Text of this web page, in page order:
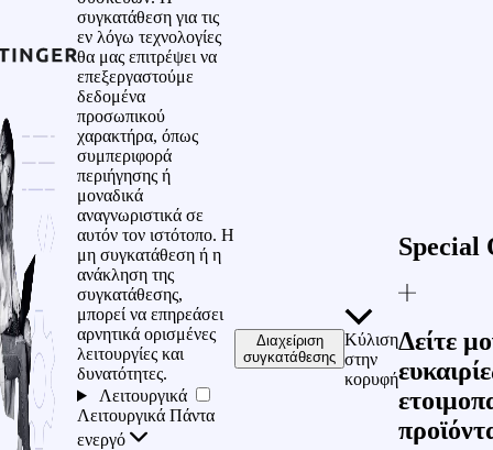
συγκατάθεση για τις
εν λόγω τεχνολογίες
θα μας επιτρέψει να
επεξεργαστούμε
δεδομένα
προσωπικού
χαρακτήρα, όπως
συμπεριφορά
περιήγησης ή
μοναδικά
αναγνωριστικά σε
αυτόν τον ιστότοπο. Η
μη συγκατάθεση ή η
ανάκληση της
συγκατάθεσης,
μπορεί να επηρεάσει
αρνητικά ορισμένες
λειτουργίες και
δυνατότητες.
Λειτουργικά
Λειτουργικά Πάντα
ενεργό
Διαχείριση
συγκατάθεσης
Κύλιση
στην
κορυφή
Special
Δείτε